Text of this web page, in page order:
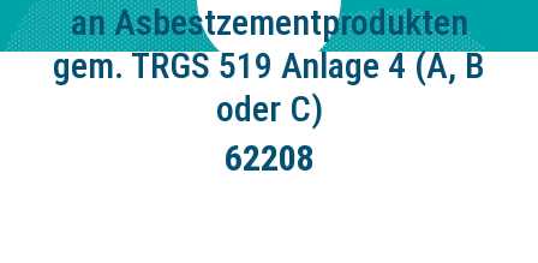
an Asbestzementprodukten
gem. TRGS 519 Anlage 4 (A, B
oder C)
62208